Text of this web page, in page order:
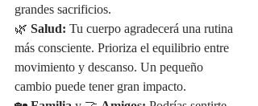
grandes sacrificios.
🌿 Salud: Tu cuerpo agradecerá una rutina
más consciente. Prioriza el equilibrio entre
movimiento y descanso. Un pequeño
cambio puede tener gran impacto.